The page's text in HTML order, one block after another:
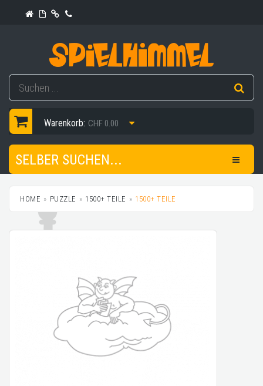
Warenkorb: CHF 0.00
SELBER SUCHEN...
HOME PUZZLE 1500+ TEILE 1500+ TEILE